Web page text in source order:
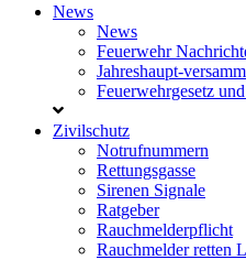
News
News
Feuerwehr
Jahreshaupt-
Feuerwehrgesetz
Zivilschutz
Notrufnummern
Rettungsgasse
Sirenen Signale
Ratgeber
Rauchmelderpflicht
Rauchmelder retten